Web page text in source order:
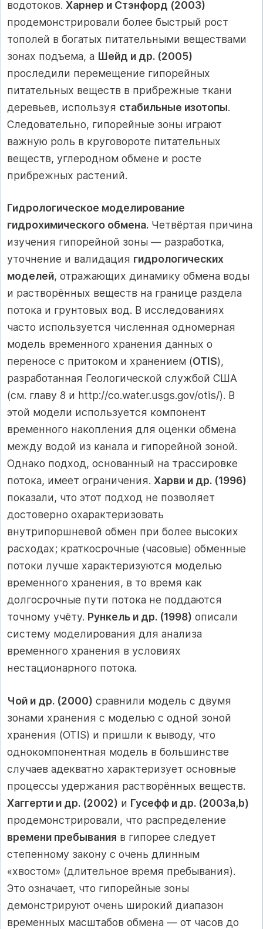
водотоков. Харнер и Стэнфорд (2003)
продемонстрировали более быстрый рост
тополей в богатых питательными веществами
зонах подъема, а Шейд и др. (2005)
проследили перемещение гипорейных
питательных веществ в прибрежные ткани
деревьев, используя стабильные изотопы.
Следовательно, гипорейные зоны играют
важную роль в круговороте питательных
веществ, углеродном обмене и росте
прибрежных растений.
Гидрологическое моделирование
гидрохимического обмена. Четвёртая причина
изучения гипорейной зоны — разработка,
уточнение и валидация гидрологических
моделей, отражающих динамику обмена воды
и растворённых веществ на границе раздела
потока и грунтовых вод. В исследованиях
часто используется численная одномерная
модель временного хранения данных о
переносе с притоком и хранением (OTIS),
разработанная Геологической службой США
(см. главу 8 и http://co.water.usgs.gov/otis/). В
этой модели используется компонент
временного накопления для оценки обмена
между водой из канала и гипорейной зоной.
Однако подход, основанный на трассировке
потока, имеет ограничения. Харви и др. (1996)
показали, что этот подход не позволяет
достоверно охарактеризовать
внутрипоршневой обмен при более высоких
расходах; краткосрочные (часовые) обменные
потоки лучше характеризуются моделью
временного хранения, в то время как
долгосрочные пути потока не поддаются
точному учёту. Рункель и др. (1998) описали
систему моделирования для анализа
временного хранения в условиях
нестационарного потока.
Чой и др. (2000) сравнили модель с двумя
зонами хранения с моделью с одной зоной
хранения (OTIS) и пришли к выводу, что
однокомпонентная модель в большинстве
случаев адекватно характеризует основные
процессы удержания растворённых веществ.
Хаггерти и др. (2002) и Гусефф и др. (2003a,b)
продемонстрировали, что распределение
времени пребывания в гипорее следует
степенному закону с очень длинным
«хвостом» (длительное время пребывания).
Это означает, что гипорейные зоны
демонстрируют очень широкий диапазон
временных масштабов обмена — от часов до